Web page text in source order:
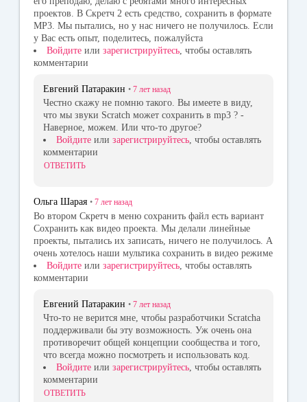
проектов. В Скретч 2 есть средство, сохранить в формате
MP3. Мы пытались, но у нас ничего не получилось. Если
у Вас есть опыт, поделитесь, пожалуйста
Войдите или зарегистрируйтесь , чтобы оставлять
комментарии
Евгений Патаракин • 7 лет назад
Честно скажу не помню такого. Вы имеете в виду,
что мы звуки Scratch может сохранить в mp3 ? -
Наверное, можем. Или что-то другое?
Войдите или зарегистрируйтесь, чтобы оставлять
комментарии
ОТВЕТИТЬ
Ольга Шарая • 7 лет назад
Во втором Скретч в меню сохранить файл есть вариант
Сохранить как видео проекта. Мы делали линейные
проекты, пытались их записать, ничего не получилось. А
очень хотелось наши мультика сохранить в видео режиме
Войдите или зарегистрируйтесь , чтобы оставлять
комментарии
Евгений Патаракин • 7 лет назад
Что-то не верится мне, чтобы разработчики Scratcha
поддерживали бы эту возможность. Уж очень она
противоречит общей концепции сообщества и того,
что всегда можно посмотреть и использовать код.
Войдите или зарегистрируйтесь, чтобы оставлять
комментарии
ОТВЕТИТЬ